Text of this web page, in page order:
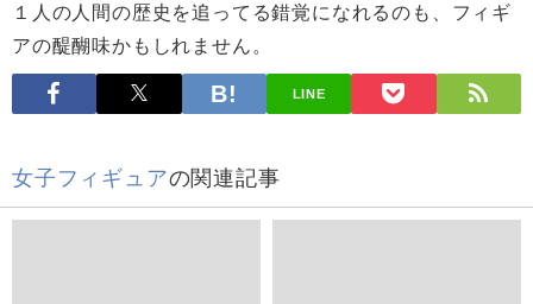
１人の人間の歴史を追ってる錯覚になれるのも、フィギ
アの醍醐味かもしれません。
LINE
女子フィギュアの関連記事